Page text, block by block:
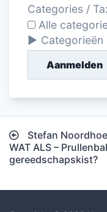
Categories /
Alle
Categorieën
Aanmelden
Bericht
navigatie
Stefan
WAT ALS –
gereedschapskist?